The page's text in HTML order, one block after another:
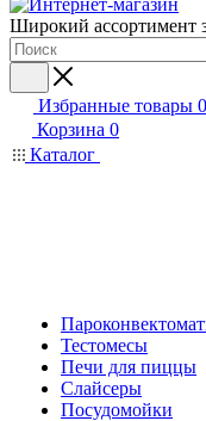
Широкий ассортимент
Избранные товары 0
Корзина 0
Каталог
Тестомесы
Печи для пиццы
Слайсеры
Посудомойки